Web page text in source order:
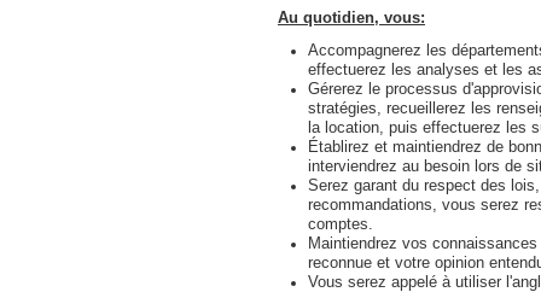
Au quotidien, vous:
Accompagnerez les
effectuerez les analyses et les
Gérerez le processus
stratégies, recueillerez les
la location, puis effectuerez les
Établirez et maintiendrez de
interviendrez au besoin lors de
Serez garant du respect des
recommandations, vous serez
comptes.
Maintiendrez vos
reconnue et votre opinion
Vous serez appelé à utiliser